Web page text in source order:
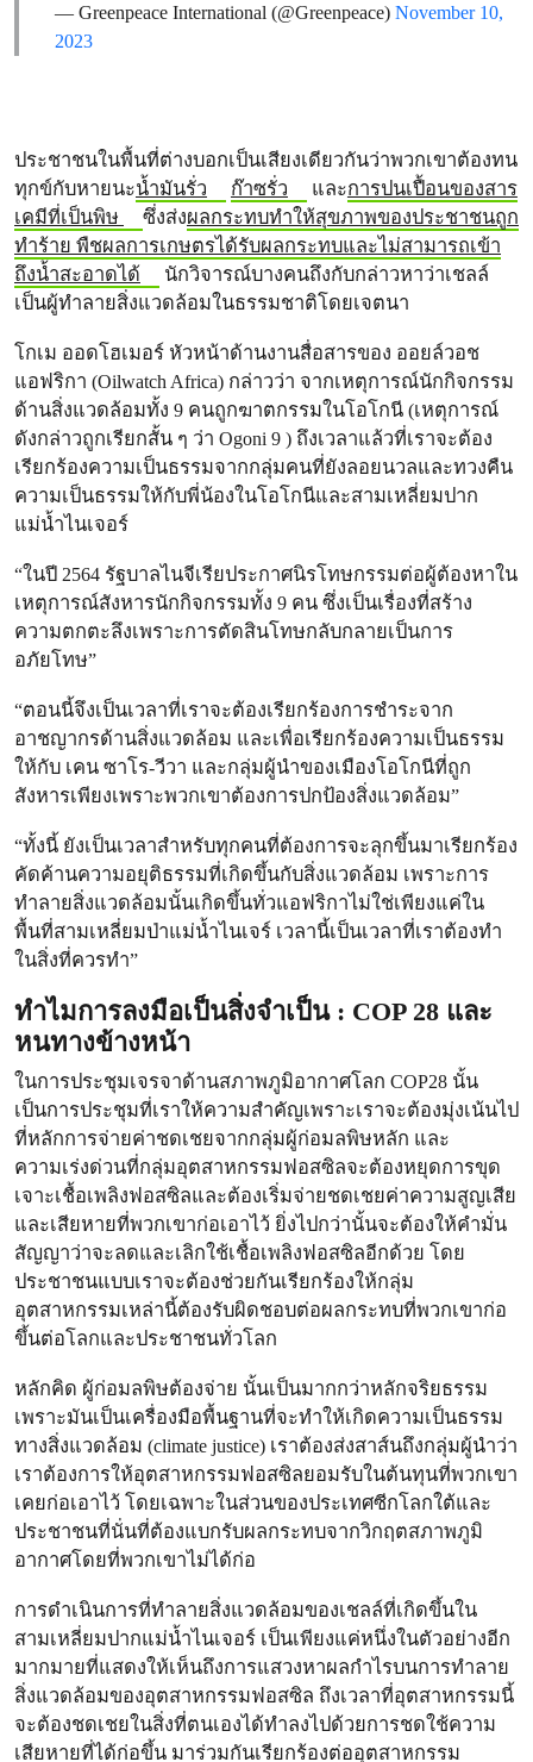
— Greenpeace International (@Greenpeace) November 10,
2023
ประชาชนในพื้นที่ต่างบอกเป็นเสียงเดียวกันว่าพวกเขาต้องทน
ทุกข์กับหายนะน้ำมันรั่ว ก๊าซรั่ว และการปนเปื้อนของสาร
เคมีที่เป็นพิษ
ซึ่งส่งผลกระทบทำให้สุขภาพของประชาชนถูก
ทำร้าย พืชผลการเกษตรได้รับผลกระทบและไม่สามารถเข้า
ถึงน้ำสะอาดได้
นักวิจารณ์บางคนถึงกับกล่าวหาว่าเชลล์
เป็นผู้ทำลายสิ่งแวดล้อมในธรรมชาติโดยเจตนา
โกเม ออดโฮเมอร์ หัวหน้าด้านงานสื่อสารของ ออยล์วอช
แอฟริกา (Oilwatch Africa) กล่าวว่า จากเหตุการณ์นักกิจกรรม
ด้านสิ่งแวดล้อมทั้ง 9 คนถูกฆาตกรรมในโอโกนี (เหตุการณ์
ดังกล่าวถูกเรียกสั้น ๆ ว่า Ogoni 9 ) ถึงเวลาแล้วที่เราจะต้อง
เรียกร้องความเป็นธรรมจากกลุ่มคนที่ยังลอยนวลและทวงคืน
ความเป็นธรรมให้กับพี่น้องในโอโกนีและสามเหลี่ยมปาก
แม่น้ำไนเจอร์
“ในปี 2564 รัฐบาลไนจีเรียประกาศนิรโทษกรรมต่อผู้ต้องหาใน
เหตุการณ์สังหารนักกิจกรรมทั้ง 9 คน ซึ่งเป็นเรื่องที่สร้าง
ความตกตะลึงเพราะการตัดสินโทษกลับกลายเป็นการ
อภัยโทษ”
“ตอนนี้จึงเป็นเวลาที่เราจะต้องเรียกร้องการชำระจาก
อาชญากรด้านสิ่งแวดล้อม และเพื่อเรียกร้องความเป็นธรรม
ให้กับ เคน ซาโร-วีวา และกลุ่มผู้นำของเมืองโอโกนีที่ถูก
สังหารเพียงเพราะพวกเขาต้องการปกป้องสิ่งแวดล้อม”
“ทั้งนี้ ยังเป็นเวลาสำหรับทุกคนที่ต้องการจะลุกขึ้นมาเรียกร้อง
คัดค้านความอยุติธรรมที่เกิดขึ้นกับสิ่งแวดล้อม เพราะการ
ทำลายสิ่งแวดล้อมนั้นเกิดขึ้นทั่วแอฟริกาไม่ใช่เพียงแค่ใน
พื้นที่สามเหลี่ยมป่าแม่น้ำไนเจร์ เวลานี้เป็นเวลาที่เราต้องทำ
ในสิ่งที่ควรทำ”
ทำไมการลงมือเป็นสิ่งจำเป็น : COP 28 และ
หนทางข้างหน้า
ในการประชุมเจรจาด้านสภาพภูมิอากาศโลก COP28 นั้น
เป็นการประชุมที่เราให้ความสำคัญเพราะเราจะต้องมุ่งเน้นไป
ที่หลักการจ่ายค่าชดเชยจากกลุ่มผู้ก่อมลพิษหลัก และ
ความเร่งด่วนที่กลุ่มอุตสาหกรรมฟอสซิลจะต้องหยุดการขุด
เจาะเชื้อเพลิงฟอสซิลและต้องเริ่มจ่ายชดเชยค่าความสูญเสีย
และเสียหายที่พวกเขาก่อเอาไว้ ยิ่งไปกว่านั้นจะต้องให้คำมั่น
สัญญาว่าจะลดและเลิกใช้เชื้อเพลิงฟอสซิลอีกด้วย โดย
ประชาชนแบบเราจะต้องช่วยกันเรียกร้องให้กลุ่ม
อุตสาหกรรมเหล่านี้ต้องรับผิดชอบต่อผลกระทบที่พวกเขาก่อ
ขึ้นต่อโลกและประชาชนทั่วโลก
หลักคิด ผู้ก่อมลพิษต้องจ่าย นั้นเป็นมากกว่าหลักจริยธรรม
เพราะมันเป็นเครื่องมือพื้นฐานที่จะทำให้เกิดความเป็นธรรม
ทางสิ่งแวดล้อม (climate justice) เราต้องส่งสาส์นถึงกลุ่มผู้นำว่า
เราต้องการให้อุตสาหกรรมฟอสซิลยอมรับในต้นทุนที่พวกเขา
เคยก่อเอาไว้ โดยเฉพาะในส่วนของประเทศซีกโลกใต้และ
ประชาชนที่นั่นที่ต้องแบกรับผลกระทบจากวิกฤตสภาพภูมิ
อากาศโดยที่พวกเขาไม่ได้ก่อ
การดำเนินการที่ทำลายสิ่งแวดล้อมของเชลล์ที่เกิดขึ้นใน
สามเหลี่ยมปากแม่น้ำไนเจอร์ เป็นเพียงแค่หนึ่งในตัวอย่างอีก
มากมายที่แสดงให้เห็นถึงการแสวงหาผลกำไรบนการทำลาย
สิ่งแวดล้อมของอุตสาหกรรมฟอสซิล ถึงเวลาที่อุตสาหกรรมนี้
จะต้องชดเชยในสิ่งที่ตนเองได้ทำลงไปด้วยการชดใช้ความ
เสียหายที่ได้ก่อขึ้น มาร่วมกันเรียกร้องต่ออุตสาหกรรม